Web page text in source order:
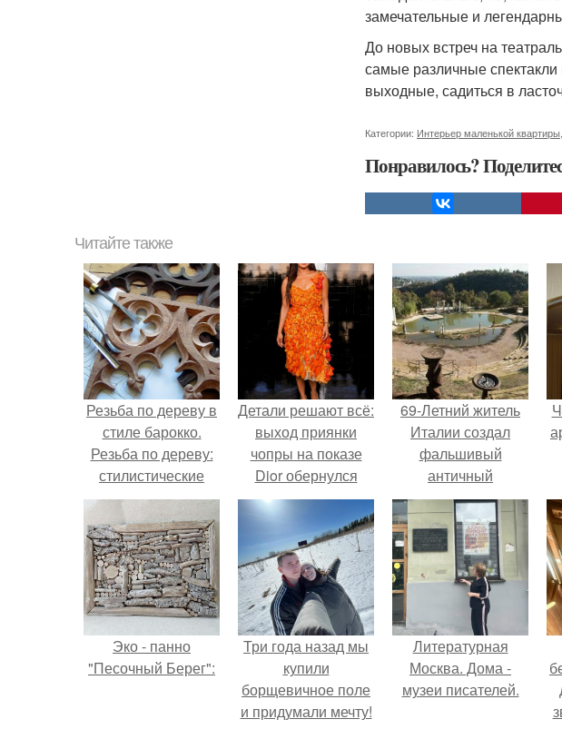
замечательные и
До новых встреч на
самые различные
выходные, садиться в
Категории: Интерьер маленькой квартиры
Понравилось?
Читайте также
Резьба по дереву в
стиле барокко.
Резьба по дереву:
стилистические
направления и
характерные узоры.
Детали решают всё:
выход приянки
чопры на показе
Dior обернулся
шквалом критики
из-за небрежного
пошива.
69-Летний житель
Италии создал
фальшивый
античный
амфитеатр и
долгое время
успешно выдавал
его за настоящее
историческое
наследие.
Эко - панно
"Песочный Берег":
Три года назад мы
купили
борщевичное поле
и придумали мечту!
Литературная
Москва. Дома -
музеи писателей.